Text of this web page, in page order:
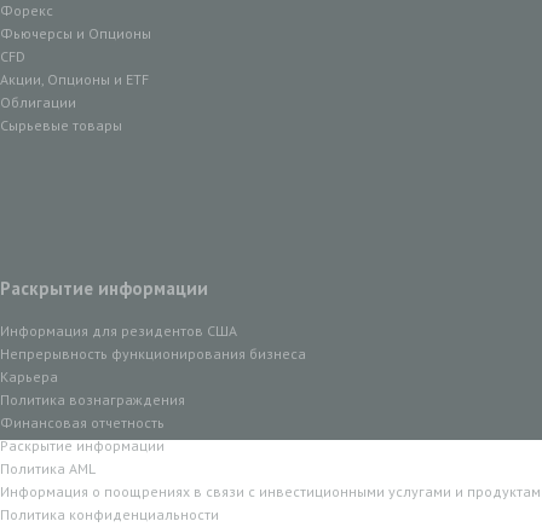
Форекс
Фьючерсы и Опционы
CFD
Акции, Опционы и ETF
Облигации
Сырьевые товары
Раскрытие информации
Информация для резидентов США
Непрерывность функционирования бизнеса
Карьера
Политика вознаграждения
Финансовая отчетность
Раскрытие информации
Политика AML
Информация о поощрениях в связи с инвестиционными услугами и
Политика конфиденциальности